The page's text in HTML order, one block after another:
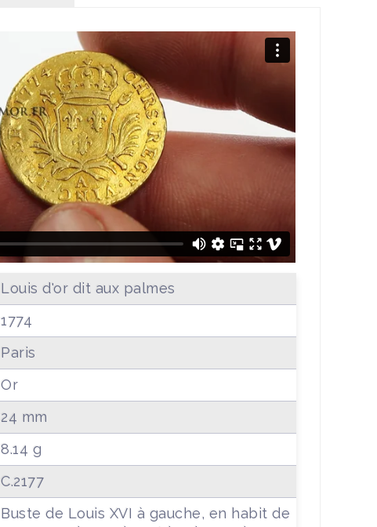
Louis d'or dit aux palmes
1774
Paris
Or
24 mm
8.14 g
C.2177
Buste de Louis XVI à gauche, en habit de